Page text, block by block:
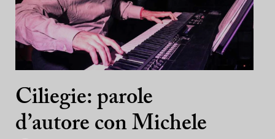
Ciliegie: parole
d’autore con Michele